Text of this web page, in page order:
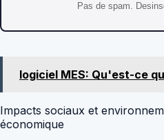
Pas de spam.
logiciel MES: Qu'est-ce
Impacts sociaux et
économique